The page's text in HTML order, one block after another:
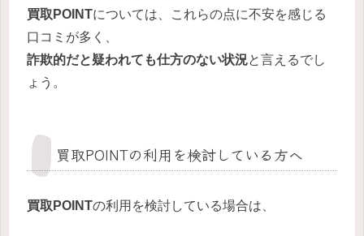
買取POINTについては、これらの点に不安を感じる
口コミが多く、
詐欺的だと疑われても仕方のない状況と言えるでし
ょう。
買取POINTの利用を検討している方へ
買取POINTの利用を検討している場合は、